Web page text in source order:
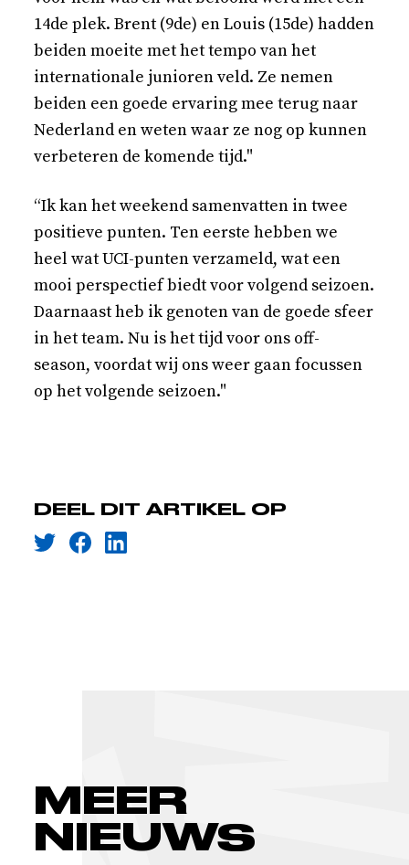
14de plek. Brent (9de) en Louis (15de) hadden
beiden moeite met het tempo van het
internationale junioren veld. Ze nemen
beiden een goede ervaring mee terug naar
Nederland en weten waar ze nog op kunnen
verbeteren de komende tijd."
“Ik kan het weekend samenvatten in twee
positieve punten. Ten eerste hebben we
heel wat UCI-punten verzameld, wat een
mooi perspectief biedt voor volgend seizoen.
Daarnaast heb ik genoten van de goede sfeer
in het team. Nu is het tijd voor ons off-
season, voordat wij ons weer gaan focussen
op het volgende seizoen."
DEEL DIT ARTIKEL OP
MEER
NIEUWS